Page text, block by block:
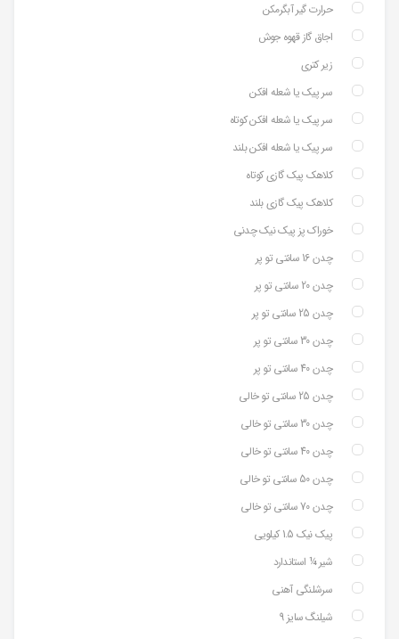
حرارت گیر آبگرمکن
اجاق گاز قهوه جوش
زیر کتری
سر پیک یا شعله افکن
سر پیک یا شعله افکن کوتاه
سر پیک یا شعله افکن بلند
کلاهک پیک گازی کوتاه
کلاهک پیک گازی بلند
خوراک پز پیک نیک چدنی
چدن 16 سانتی تو پر
چدن 20 سانتی تو پر
چدن 25 سانتی تو پر
چدن 30 سانتی تو پر
چدن 40 سانتی تو پر
چدن 25 سانتی تو خالی
چدن 30 سانتی تو خالی
چدن 40 سانتی تو خالی
چدن 50 سانتی تو خالی
چدن 70 سانتی تو خالی
پیک نیک 1.5 کیلویی
شیر ¼ استاندارد
سرشلنگی آهنی
شیلنگ سایز 9